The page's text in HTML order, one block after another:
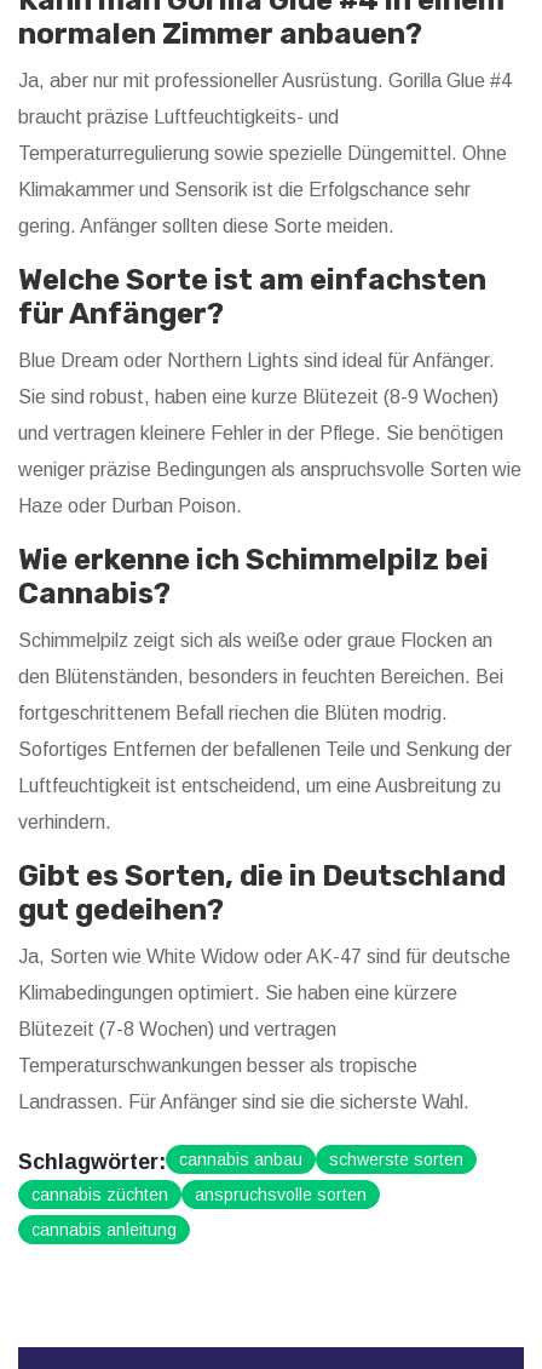
normalen Zimmer anbauen?
Ja, aber nur mit professioneller Ausrüstung. Gorilla Glue #4
braucht präzise Luftfeuchtigkeits- und
Temperaturregulierung sowie spezielle Düngemittel. Ohne
Klimakammer und Sensorik ist die Erfolgschance sehr
gering. Anfänger sollten diese Sorte meiden.
Welche Sorte ist am einfachsten
für Anfänger?
Blue Dream oder Northern Lights sind ideal für Anfänger.
Sie sind robust, haben eine kurze Blütezeit (8-9 Wochen)
und vertragen kleinere Fehler in der Pflege. Sie benötigen
weniger präzise Bedingungen als anspruchsvolle Sorten wie
Haze oder Durban Poison.
Wie erkenne ich Schimmelpilz bei
Cannabis?
Schimmelpilz zeigt sich als weiße oder graue Flocken an
den Blütenständen, besonders in feuchten Bereichen. Bei
fortgeschrittenem Befall riechen die Blüten modrig.
Sofortiges Entfernen der befallenen Teile und Senkung der
Luftfeuchtigkeit ist entscheidend, um eine Ausbreitung zu
verhindern.
Gibt es Sorten, die in Deutschland
gut gedeihen?
Ja, Sorten wie White Widow oder AK-47 sind für deutsche
Klimabedingungen optimiert. Sie haben eine kürzere
Blütezeit (7-8 Wochen) und vertragen
Temperaturschwankungen besser als tropische
Landrassen. Für Anfänger sind sie die sicherste Wahl.
Schlagwörter: cannabis anbau
schwerste sorten
cannabis züchten
anspruchsvolle sorten
cannabis anleitung